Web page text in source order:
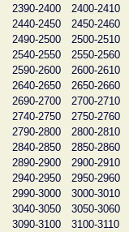
2390-2400
2400-2410
2440-2450
2450-2460
2490-2500
2500-2510
2540-2550
2550-2560
2590-2600
2600-2610
2640-2650
2650-2660
2690-2700
2700-2710
2740-2750
2750-2760
2790-2800
2800-2810
2840-2850
2850-2860
2890-2900
2900-2910
2940-2950
2950-2960
2990-3000
3000-3010
3040-3050
3050-3060
3090-3100
3100-3110